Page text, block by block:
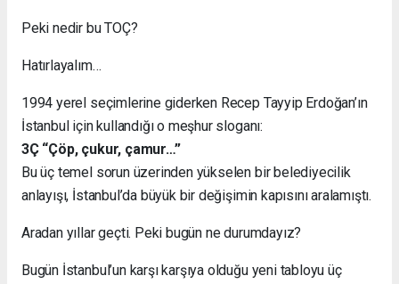
Peki nedir bu TOÇ?
Hatırlayalım…
1994 yerel seçimlerine giderken Recep Tayyip Erdoğan’ın
İstanbul için kullandığı o meşhur sloganı:
3Ç “Çöp, çukur, çamur…”
Bu üç temel sorun üzerinden yükselen bir belediyecilik
anlayışı, İstanbul’da büyük bir değişimin kapısını aralamıştı.
Aradan yıllar geçti. Peki bugün ne durumdayız?
Bugün İstanbul’un karşı karşıya olduğu yeni tabloyu üç